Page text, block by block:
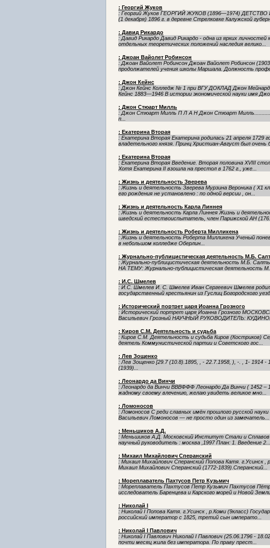
: Георгий Жуков
: Георгий Жуков ГЕОРГИЙ ЖУКОВ (1896—1974) ДЕТСТВО
(1 декабря) 1896 г. в деревне Стрелковке Калужской
: Давид Рикардо
: Давид Рикардо Давид Рикардо - одна из ярких
отдельных теоретических положений наследия велико...
: Джоан Вайолет Робинсон
: Джоан Вайолет Робинсон Джоан Вайолет Робинсон
продолжателей учения школы Маршала. Должность
: Джон Кейнс
: Джон Кейнс Колледж № 1 при ВГУ ДОКЛАД Джон Мейнард
Кейнс 1883—1946 В истории экономической науки имя
: Джон Стюарт Милль
: Джон Стюарт Милль П Л А Н Джон Стюарт
п...
: Екатерина Вторая
: Екатерина Вторая Екатерина родилась 21 апреля
владетельного князя. Принц Христиан-Август был очень
: Екатерина Вторая
: Екатерина Вторая Введение. Вторая половина XVIII
Хотя Екатерина II взошла на престол в 1762 г., уже...
: Жизнь и деятельность Зверева
: Жизнь и деятельность Зверева Мурзина Вероника ( Х1
его рождения не установлено : по одной версии , он...
: Жизнь и деятельность Карла Линнея
: Жизнь и деятельность Карла Линнея Жизнь и
шведский естествоиспытатель, член Парижской АН (176...
: Жизнь и деятельность Роберта Милликена
: Жизнь и деятельность Роберта Милликена Уче­ный
в не­боль­шом кол­лед­же Обер­лин...
: Журнально-публицистическая деятельность М.Б.
: Журнально-публицистическая деятельность М.Б.
НА ТЕМУ: Журнально-публицистическая деятельность
: И.С. Шмелев
: И.С. Шмелев И. С. Шмелев Иван Сергеевич Шмелев
государственный крестьянин из Гуслиц Богородского
: Исторический портрет царя Иоанна Грозного
: Исторический портрет царя Иоанна Грозного
Васильевич Грозный НАУЧНЫЙ РУКОВОДИТЕЛЬ:
: Киров С.М. Деятельность и судьба
: Киров С.М. Деятельность и судьба Киров (Костриков)
деятель Коммунистической партии и Советского гос...
: Лев Зощенко
: Лев Зощенко [29.7 (10.8).1895, , - 22.7.1958, ), -. , 1- 1914 -
(1939)...
: Леонардо да Винчи
: Леонардо да Винчи ВВВФФФ Леонардо Да Винчи ( 1452 –
жадному своему влечению, желаю увидеть великое мно...
: Ломоносов
: Ломоносов C реди славных имён прошлого русской
Васильевич Ломоносов — не просто один из замечатель...
: Меньшиков А.Д.
: Меньшиков А.Д. Московский Институт Стали и
научный руководитель : москва ,1997 План: 1. Введение 2...
: Михаил Михайлович Сперанский
: Михаил Михайлович Сперанский Попова Катя. г.Усинск
Михаил Михайлович Сперанский (1772-1839).Сперанский...
: Мореплаватель Пахтусов Петр Кузьмич
: Мореплаватель Пахтусов Петр Кузьмич Пахтусов
исследователь Баренцева и Карского морей и Новой
: Николай I
: Николай I Попова Катя. г.Усинск , р.Коми (9класс)
российский император с 1825, третий сын императо...
: Николай I Павлович
: Николай I Павлович Николай I Павлович (25.06.1796 -
почти месяц жила без императора. По праву прест...